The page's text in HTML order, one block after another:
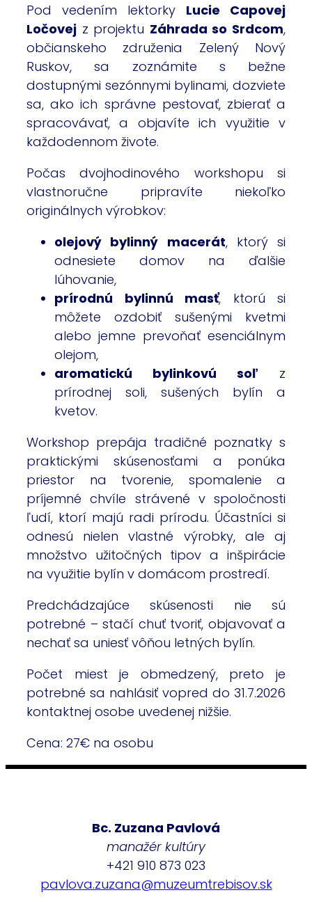
Pod vedením lektorky Lucie Capovej
Ločovej z projektu Záhrada so Srdcom,
občianskeho združenia Zelený Nový
Ruskov, sa zoznámite s bežne
dostupnými sezónnymi bylinami, dozviete
sa, ako ich správne pestovať, zbierať a
spracovávať, a objavíte ich využitie v
každodennom živote.
Počas dvojhodinového workshopu si
vlastnoručne pripravíte niekoľko
originálnych výrobkov:
olejový bylinný macerát, ktorý si
odnesiete domov na ďalšie
lúhovanie,
prírodnú bylinnú masť, ktorú si
môžete ozdobiť sušenými kvetmi
alebo jemne prevoňať esenciálnym
olejom,
aromatickú bylinkovú soľ z
prírodnej soli, sušených bylín a
kvetov.
Workshop prepája tradičné poznatky s
praktickými skúsenosťami a ponúka
priestor na tvorenie, spomalenie a
príjemné chvíle strávené v spoločnosti
ľudí, ktorí majú radi prírodu. Účastníci si
odnesú nielen vlastné výrobky, ale aj
množstvo užitočných tipov a inšpirácie
na využitie bylín v domácom prostredí.
Predchádzajúce skúsenosti nie sú
potrebné – stačí chuť tvoriť, objavovať a
nechať sa uniesť vôňou letných bylín.
Počet miest je obmedzený, preto je
potrebné sa nahlásiť vopred do 31.7.2026
kontaktnej osobe uvedenej nižšie.
Cena: 27€ na osobu
Bc. Zuzana Pavlová
manažér kultúry
+421 910 873 023
pavlova.zuzana@muzeumtrebisov.sk